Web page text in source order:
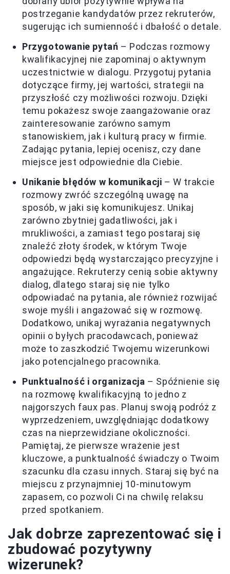
postrzeganie kandydatów przez rekruterów,
sugerując ich sumienność i dbałość o detale.
Przygotowanie pytań – Podczas rozmowy
kwalifikacyjnej nie zapominaj o aktywnym
uczestnictwie w dialogu. Przygotuj pytania
dotyczące firmy, jej wartości, strategii na
przyszłość czy możliwości rozwoju. Dzięki
temu pokażesz swoje zaangażowanie oraz
zainteresowanie zarówno samym
stanowiskiem, jak i kulturą pracy w firmie.
Zadając pytania, lepiej ocenisz, czy dane
miejsce jest odpowiednie dla Ciebie.
Unikanie błędów w komunikacji – W trakcie
rozmowy zwróć szczególną uwagę na
sposób, w jaki się komunikujesz. Unikaj
zarówno zbytniej gadatliwości, jak i
mrukliwości, a zamiast tego postaraj się
znaleźć złoty środek, w którym Twoje
odpowiedzi będą wystarczająco precyzyjne i
angażujące. Rekruterzy cenią sobie aktywny
dialog, dlatego staraj się nie tylko
odpowiadać na pytania, ale również rozwijać
swoje myśli i angażować się w rozmowę.
Dodatkowo, unikaj wyrażania negatywnych
opinii o byłych pracodawcach, ponieważ
może to zaszkodzić Twojemu wizerunkowi
jako potencjalnego pracownika.
Punktualność i organizacja – Spóźnienie się
na rozmowę kwalifikacyjną to jedno z
najgorszych faux pas. Planuj swoją podróż z
wyprzedzeniem, uwzględniając dodatkowy
czas na nieprzewidziane okoliczności.
Pamiętaj, że pierwsze wrażenie jest
kluczowe, a punktualność świadczy o Twoim
szacunku dla czasu innych. Staraj się być na
miejscu z przynajmniej 10-minutowym
zapasem, co pozwoli Ci na chwilę relaksu
przed spotkaniem.
Jak dobrze zaprezentować się i
zbudować pozytywny
wizerunek?